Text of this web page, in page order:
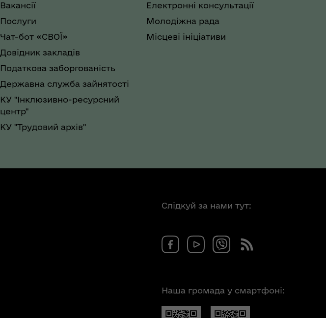
Вакансії
Послуги
Чат-бот «СВОЇ»
Довідник закладів
Податкова заборгованість
Державна служба зайнятості
КУ "Інклюзивно-ресурсний
центр"
КУ "Трудовий архів"
Електронні консультації
Молодіжна рада
Місцеві ініціативи
Слідкуй за нами тут:
Наша громада у смартфоні: